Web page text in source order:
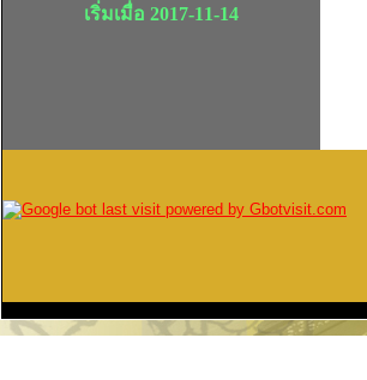
เริ่มเมื่อ 2017-11-14